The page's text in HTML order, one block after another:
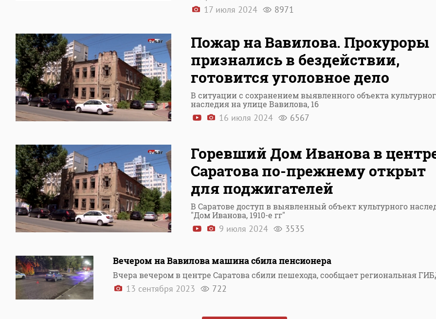
17 июля 2024
8971
Пожар на Вавилова. Прокуроры
признались в бездействии,
готовится уголовное дело
В ситуации с сохранением выявленного объекта
наследия на улице Вавилова, 16
16 июля 2024 6567
Горевший Дом Иванова в
Саратова по-прежнему открыт
для поджигателей
В Саратове доступ в выявленный объект культурного
"Дом Иванова, 1910-е гг"
9 июля 2024 3535
Вечером на Вавилова машина сбила пенсионера
Вчера вечером в центре Саратова сбили пешехода, сообщает региональная
13 сентября 2023 722